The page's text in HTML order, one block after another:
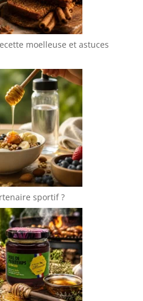
moelleuse et astuces
sportif ?